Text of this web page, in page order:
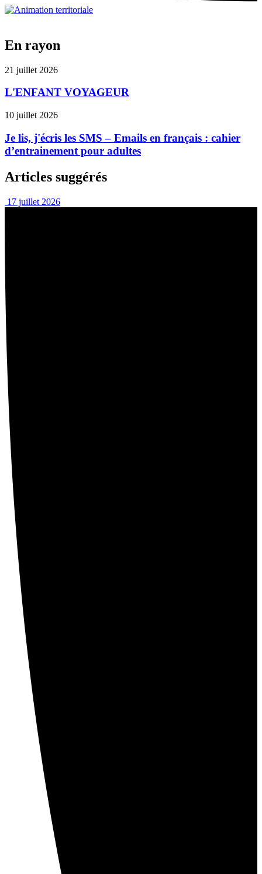
En rayon
21 juillet 2026
L'ENFANT VOYAGEUR
10 juillet 2026
Je lis, j'écris les SMS – Emails en français : cahier
d’entrainement pour adultes
Articles suggérés
17 juillet 2026